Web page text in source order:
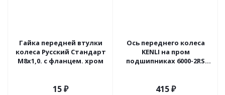
Гайка передней втулки
колеса Русский Стандарт
М8x1,0. с фланцем. хром
15₽
Ось переднего колеса
KENLI на пром
подшипниках 6000-2RS
415₽